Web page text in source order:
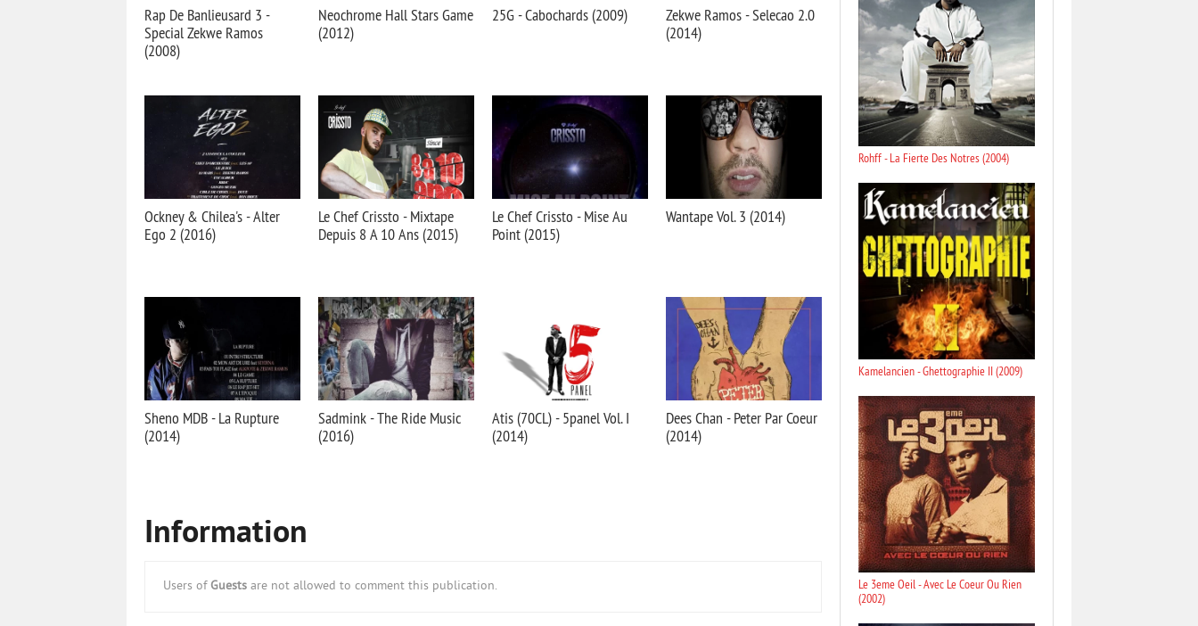
Rap De Banlieusard 3 -
Special Zekwe Ramos
(2008)
Neochrome Hall Stars Game
(2012)
25G - Cabochards (2009)
Zekwe Ramos - Selecao 2.0
(2014)
Ockney & Chilea's - Alter
Ego 2 (2016)
Le Chef Crissto - Mixtape
Depuis 8 A 10 Ans (2015)
Le Chef Crissto - Mise Au
Point (2015)
Wantape Vol. 3 (2014)
Sheno MDB - La Rupture
(2014)
Sadmink - The Ride Music
(2016)
Atis (70CL) - 5panel Vol. I
(2014)
Dees Chan - Peter Par Coeur
(2014)
Information
Users of Guests are not allowed to comment this publication.
Rohff - La Fierte Des Notres (2004)
Kamelancien - Ghettographie II (2009)
Le 3eme Oeil - Avec Le Coeur Ou Rien
(2002)